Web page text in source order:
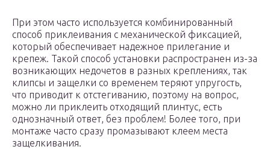
При этом часто используется комбинированный
способ приклеивания с механической фиксацией,
который обеспечивает надежное прилегание и
крепеж. Такой способ установки распространен из-за
возникающих недочетов в разных креплениях, так
клипсы и защелки со временем теряют упругость,
что приводит к отстегиванию, поэтому на вопрос,
можно ли приклеить отходящий плинтус, есть
однозначный ответ, без проблем! Более того, при
монтаже часто сразу промазывают клеем места
защелкивания.